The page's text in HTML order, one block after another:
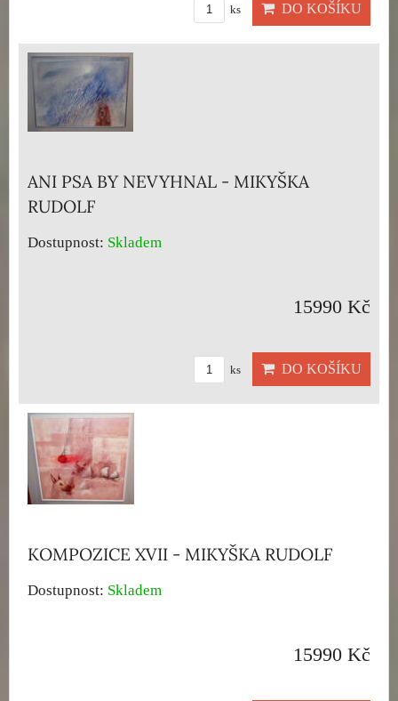
ks DO KOŠÍKU
ANI PSA BY NEVYHNAL - MIKYŠKA
RUDOLF
Dostupnost: Skladem
15990 Kč
ks DO KOŠÍKU
KOMPOZICE XVII - MIKYŠKA RUDOLF
Dostupnost: Skladem
15990 Kč